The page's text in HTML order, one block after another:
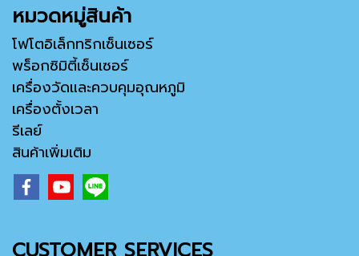
หมวดหมู่สินค้า
โฟโตอิเล็กทริกเซ็นเซอร์
พร็อกซิมิตี้เซ็นเซอร์
เครื่องวัดและควบคุมอุณหภูมิ
เครื่องตั้งเวลา
รีเลย์
สินค้าเพิ่มเติม